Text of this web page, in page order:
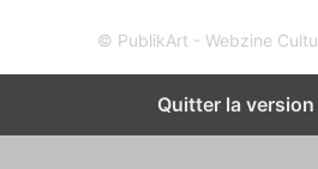
© PublikArt - Webzine
Quitter la